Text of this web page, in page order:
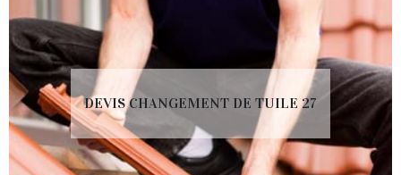
DEVIS CHANGEMENT DE TUILE 27